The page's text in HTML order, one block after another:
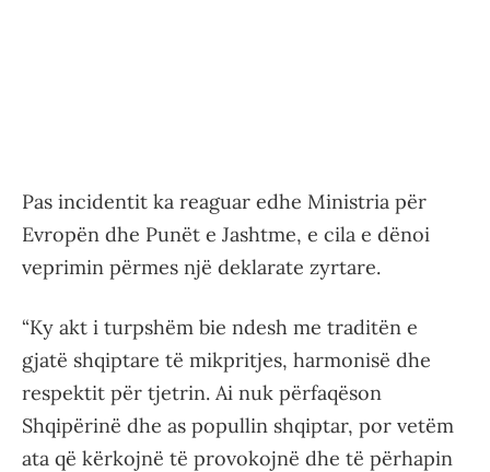
Pas incidentit ka reaguar edhe Ministria për
Evropën dhe Punët e Jashtme, e cila e dënoi
veprimin përmes një deklarate zyrtare.
“Ky akt i turpshëm bie ndesh me traditën e
gjatë shqiptare të mikpritjes, harmonisë dhe
respektit për tjetrin. Ai nuk përfaqëson
Shqipërinë dhe as popullin shqiptar, por vetëm
ata që kërkojnë të provokojnë dhe të përhapin